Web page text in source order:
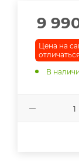
9
Цена на
отличаться
В